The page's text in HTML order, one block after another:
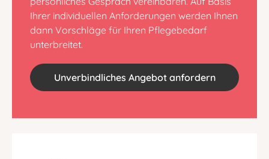
Ihrer individuellen Anforderungen werden Ihnen
dann Vorschläge für Ihren Pflegebedarf
unterbreitet.
Unverbindliches Angebot anfordern